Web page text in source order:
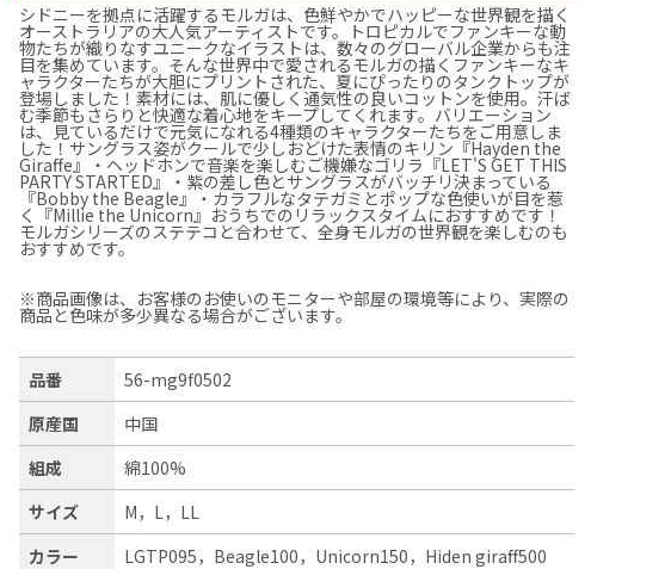
シドニーを拠点に活躍するモルガは、色鮮やかでハッピーな世界観を描く
オーストラリアの大人気アーティストです。トロピカルでファンキーな動
物たちが織りなすユニークなイラストは、数々のグローバル企業からも注
目を集めています。そんな世界中で愛されるモルガの描くファンキーなキ
ャラクターたちが大胆にプリントされた、夏にぴったりのタンクトップが
登場しました！素材には、肌に優しく通気性の良いコットンを使用。汗ば
む季節もさらりと快適な着心地をキープしてくれます。バリエーション
は、見ているだけで元気になれる4種類のキャラクターたちをご用意しま
した！サングラス姿がクールで少しおどけた表情のキリン『Hayden the
Giraffe』・ヘッドホンで音楽を楽しむご機嫌なゴリラ『LET'S GET THIS
PARTY STARTED』・紫の差し色とサングラスがバッチリ決まっている
『Bobby the Beagle』・カラフルなタテガミとポップな色使いが目を惹
く『Millie the Unicorn』おうちでのリラックスタイムにおすすめです！
モルガシリーズのステテコと合わせて、全身モルガの世界観を楽しむのも
おすすめです。
※商品画像は、お客様のお使いのモニターや部屋の環境等により、実際の
商品と色味が多少異なる場合がございます。
品番
56-mg9f0502
原産国
中国
組成
綿100%
サイズ
M，L，LL
カラー
LGTP095，Beagle100，Unicorn150，Hiden giraff500